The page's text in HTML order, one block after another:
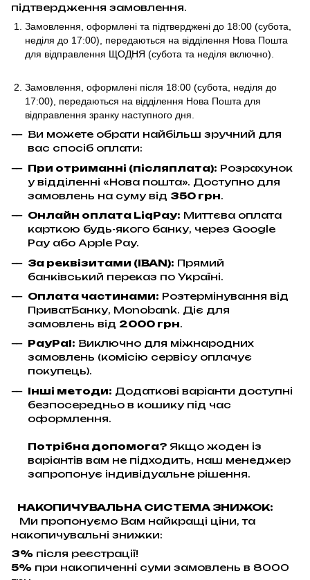
підтвердження замовлення.
Замовлення, оформлені та підтверджені до 18:00 (субота,
неділя до 17:00) , передаються на відділення Нова Пошта
для відправлення ЩОДНЯ (субота та неділя включно).
Замовлення, оформлені після 18:00 (субота, неділя до
17:00), передаються на відділення Нова Пошта для
відправлення зранку наступного дня.
Ви можете обрати найбільш зручний для
вас спосіб оплати:
При отриманні (післяплата): Розрахунок
у відділенні «Нова пошта». Доступно для
замовлень на суму від 350 грн.
Онлайн оплата LiqPay: Миттєва оплата
карткою будь-якого банку, через Google
Pay або Apple Pay.
За реквізитами (IBAN): Прямий
банківський переказ по Україні.
Оплата частинами: Розтермінування від
ПриватБанку, Monobank. Діє для
замовлень від 2000 грн.
PayPal: Виключно для міжнародних
замовлень (комісію сервісу оплачує
покупець).
Інші методи: Додаткові варіанти доступні
безпосередньо в кошику під час
оформлення.
Потрібна допомога? Якщо жоден із
варіантів вам не підходить, наш менеджер
запропонує індивідуальне рішення.
НАКОПИЧУВАЛЬНА СИСТЕМА ЗНИЖОК:
Ми пропонуємо Вам найкращі ціни, та
накопичувальні знижки:
3% після реєстрації!
5% при накопиченні суми замовлень в 8000